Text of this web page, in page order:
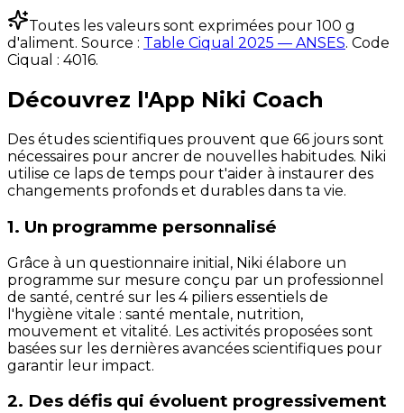
Toutes les valeurs sont exprimées pour 100 g
d'aliment. Source : Table Ciqual 2025 — ANSES. Code
Ciqual : 4016.
Découvrez l'App Niki Coach
Des études scientifiques prouvent que 66 jours sont
nécessaires pour ancrer de nouvelles habitudes. Niki
utilise ce laps de temps pour t'aider à instaurer des
changements profonds et durables dans ta vie.
1. Un programme personnalisé
Grâce à un questionnaire initial, Niki élabore un
programme sur mesure conçu par un professionnel
de santé, centré sur les 4 piliers essentiels de
l'hygiène vitale : santé mentale, nutrition,
mouvement et vitalité. Les activités proposées sont
basées sur les dernières avancées scientifiques pour
garantir leur impact.
2. Des défis qui évoluent progressivement